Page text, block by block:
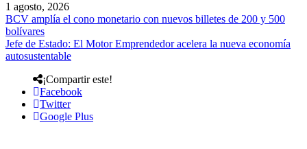
1 agosto, 2026
BCV amplía el cono monetario con nuevos billetes de 200 y 500
bolívares
Jefe de Estado: El Motor Emprendedor acelera la nueva economía
autosustentable
¡Compartir este!
Facebook
Twitter
Google Plus